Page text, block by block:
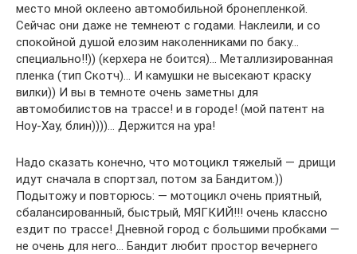
место мной оклеено автомобильной бронепленкой.
Сейчас они даже не темнеют с годами. Наклеили, и со
спокойной душой елозим наколенниками по баку…
специально!!)) (керхера не боится)… Металлизированная
пленка (тип Скотч)… И камушки не высекают краску
вилки)) И вы в темноте очень заметны для
автомобилистов на трассе! и в городе! (мой патент на
Ноу-Хау, блин))))… Держится на ура!
Надо сказать конечно, что мотоцикл тяжелый — дрищи
идут сначала в спортзал, потом за Бандитом.))
Подытожу и повторюсь: — мотоцикл очень приятный,
сбалансированный, быстрый, МЯГКИЙ!!! очень классно
ездит по трассе! Дневной город с большими пробками —
не очень для него… Бандит любит простор вечернего